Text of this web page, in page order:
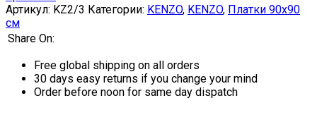
Артикул: KZ2/3 Категории: KENZO, KENZO, Платки 90х90
см
Share On:
Free global shipping on all orders
30 days easy returns if you change your mind
Order before noon for same day dispatch